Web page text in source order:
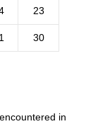
23
30
in